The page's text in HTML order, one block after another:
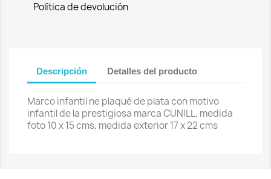
Política de devolución
Descripción Detalles del producto
Marco infantil ne plaqué de plata con motivo
infantil de la prestigiosa marca CUNILL, medida
foto 10 x 15 cms, medida exterior 17 x 22 cms